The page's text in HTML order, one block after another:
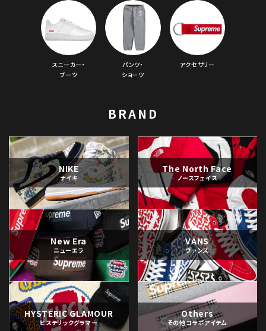
スニーカー・
ブーツ
パンツ・
ショーツ
アクセサリー
BRAND
NIKE
ナイキ
The North Face
ノースフェイス
New Era
ニューエラ
VANS
ヴァンズ
HYSTERIC GLAMOUR
ヒステリックグラマー
Others
その他コラボアイテム